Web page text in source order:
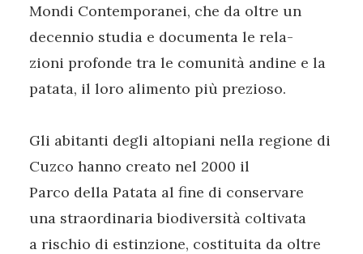
Mondi Contemporanei, che da oltre un
decennio studia e documenta le rela-
zioni profonde tra le comunità andine e la
patata, il loro alimento più prezioso.
Gli abitanti degli altopiani nella regione di
Cuzco hanno creato nel 2000 il
Parco della Patata al fine di conservare
una straordinaria biodiversità coltivata
a rischio di estinzione, costituita da oltre